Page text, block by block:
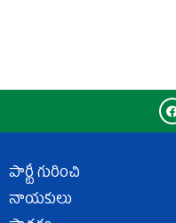
పార్టీ గురించి
నాయకులు